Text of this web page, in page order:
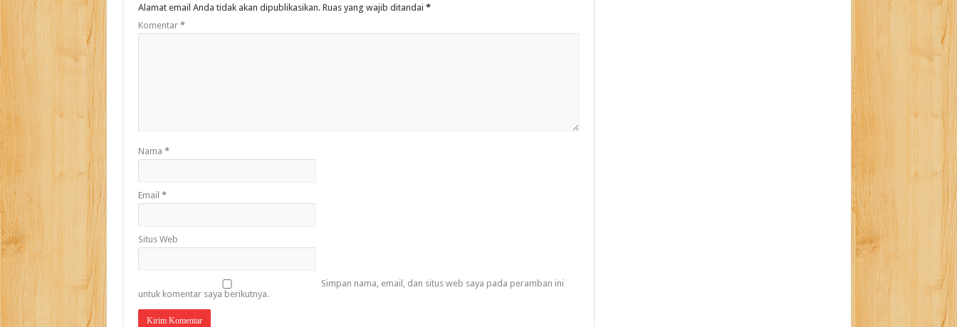
Alamat email Anda tidak akan dipublikasikan. Ruas yang wajib ditandai *
Komentar *
Nama *
Email *
Situs Web
Simpan nama, email, dan situs web saya pada peramban ini
untuk komentar saya berikutnya.